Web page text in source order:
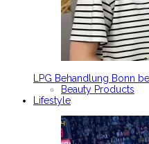
LPG Behandlung Bonn
Beauty Products
Lifestyle